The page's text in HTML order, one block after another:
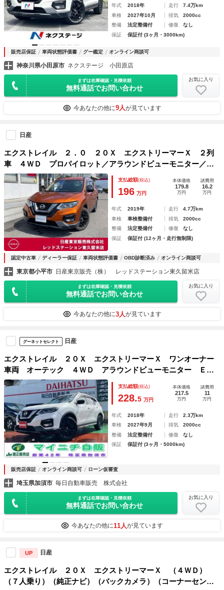
年式 2018年 走行
7.4万km
車検
2027年10月 排気
2000cc
整備
法定整備付 修復
なし
保証
保証付 (3ヶ月・3000km)
販売店保証 車両状態評価書 グー鑑定 オンライン商談可
神奈川県小田原市 ネクステージ 小田原店
まずは在庫確認・見積依頼
無料通話でお問い合わせ
お気に入り
今あなたの他に9人が見ています
日産
エクストレイル ２．０ ２０Ｘ エクストリーマーＸ ２列
車 ４ＷＤ プロパイロット／アラウンドビューモニター／
アラウンドビュー レーンキープアシスト インテリキー Ｌ
ＥＤライト エアバッグ レーダークルーズコントロール オ
ートバックドア キーレスエントリー ナビＴＶ
支払総額(税込)
196 万円
本体価格
179.8
万円
諸費用
16.2
万円
年式 2019年 走行
4.7万km
車検
車検整備付 排気
2000cc
整備
法定整備付 修復
なし
保証
保証付 (12ヶ月・走行無制限)
認定中古車 ディーラー保証 車両状態評価書 OBD診断済み オンライン商談可
東京都小平市 日産東京販売（株） レッドステーション東久留米店
まずは在庫確認・見積依頼
無料通話でお問い合わせ
お気に入り
今あなたの他に3人が見ています
グーネットセレクト 日産
エクストレイル ２０Ｘ エクストリーマーＸ ワンオーナー
車両 オーテック ４ＷＤ アラウンドビューモニター ＥＴ
Ｃ プロパイロット ＬＥＤライト 前後クリアランスソナ
ー フルセグＴＶ Ｂｌｕｅｔｏｏｔｈオーディオ
支払総額(税込)
228.5 万円
本体価格
217.5
万円
諸費用
11
万円
年式 2018年 走行
2.3万km
車検
2027年9月 排気
2000cc
整備
法定整備付 修復
なし
保証
保証付 (3ヶ月・5000km)
販売店保証 オンライン商談可 ローン仮審査
埼玉県加須市 毎日自動車販売 株式会社
まずは在庫確認・見積依頼
無料通話でお問い合わせ
お気に入り
今あなたの他に11人が見ています
UP 日産
エクストレイル ２０Ｘ エクストリーマーＸ （４ＷＤ）
（７人乗り）（純正ナビ）（バックカメラ）（コーナーセン